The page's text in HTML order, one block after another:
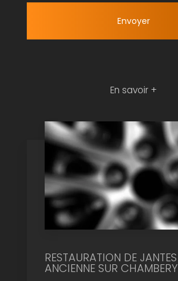
En savoir +
RESTAURATION DE JANTES
ANCIENNE SUR CHAMBERY